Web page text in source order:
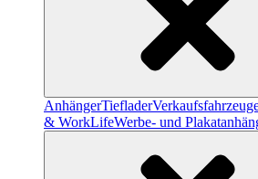
AnhängerTieflader
& WorkLifeWerbe- und